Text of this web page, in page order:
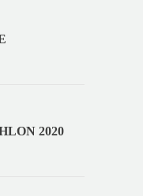
2020